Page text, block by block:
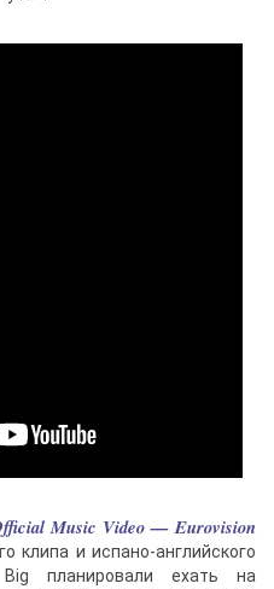
Music Video — Eurovision
клипа и испано-английского
планировали ехать на